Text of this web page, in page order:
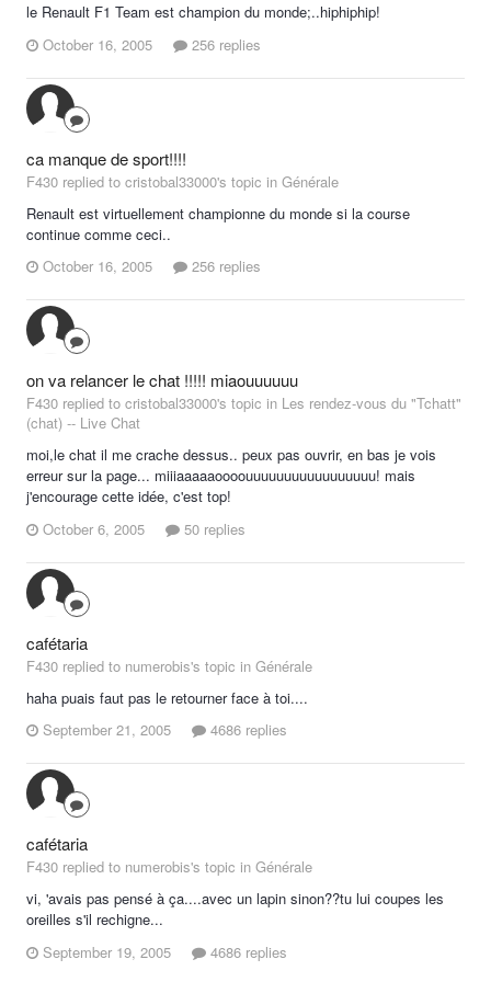
le Renault F1 Team est champion du monde;..hiphiphip!
October 16, 2005
256 replies
ca manque de sport!!!!
F430 replied to cristobal33000's topic in Générale
Renault est virtuellement championne du monde si la course
continue comme ceci..
October 16, 2005
256 replies
on va relancer le chat !!!!! miaouuuuuu
F430 replied to cristobal33000's topic in Les rendez-vous du "Tchatt"
(chat) -- Live Chat
moi,le chat il me crache dessus.. peux pas ouvrir, en bas je vois
erreur sur la page... miiiaaaaaoooouuuuuuuuuuuuuuuuu! mais
j'encourage cette idée, c'est top!
October 6, 2005
50 replies
cafétaria
F430 replied to numerobis's topic in Générale
haha puais faut pas le retourner face à toi....
September 21, 2005
4686 replies
cafétaria
F430 replied to numerobis's topic in Générale
vi, 'avais pas pensé à ça....avec un lapin sinon??tu lui coupes les
oreilles s'il rechigne...
September 19, 2005
4686 replies